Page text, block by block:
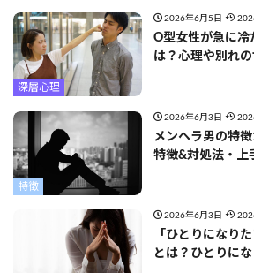
深層心理
2026年6月5日
O型女性が急に冷
は？心理や別れ
特徴
2026年6月3日
メンヘラ男の特
特徴&対処法・上
2026年6月3日
「ひとりになり
とは？ひとりに